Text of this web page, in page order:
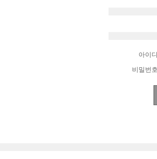
아이
비밀번